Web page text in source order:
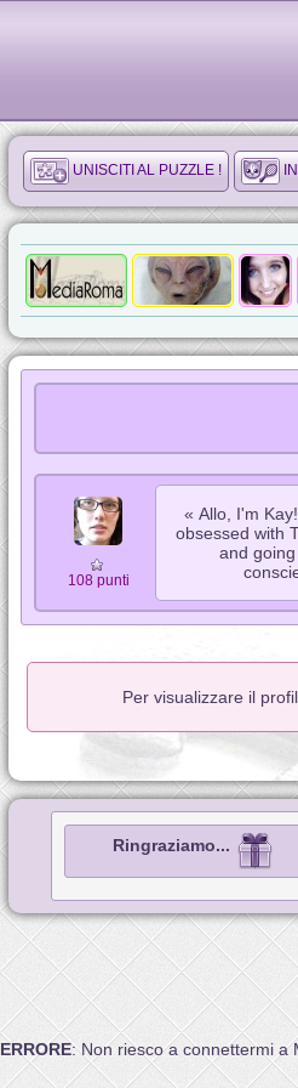
UNISCITI AL PUZZLE !
108 punti
« Allo, I'm
obsessed with
and
Per visualizzare il
Ringraziamo...
ERRORE: Non riesco a connettermi a